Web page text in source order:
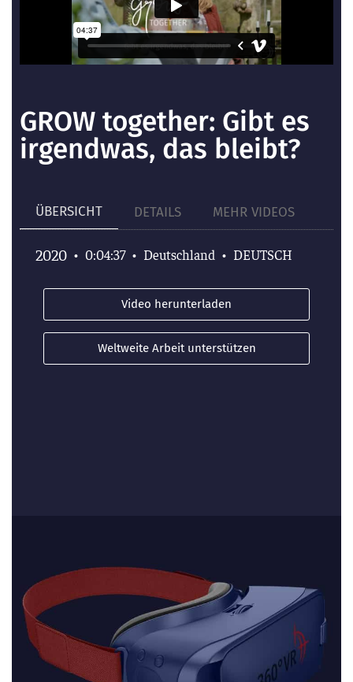
GROW together: Gibt es
irgendwas, das bleibt?
ÜBERSICHT DETAILS MEHR VIDEOS
2020 • 0:04:37 • Deutschland • DEUTSCH
Video herunterladen
Weltweite Arbeit unterstützen